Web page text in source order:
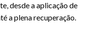
desde a aplicação de
a plena recuperação.